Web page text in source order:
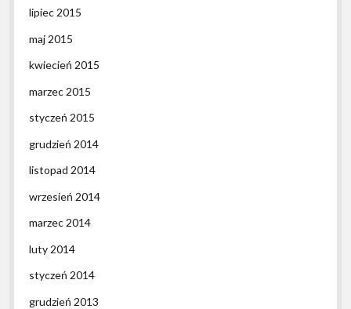
lipiec 2015
maj 2015
kwiecień 2015
marzec 2015
styczeń 2015
grudzień 2014
listopad 2014
wrzesień 2014
marzec 2014
luty 2014
styczeń 2014
grudzień 2013